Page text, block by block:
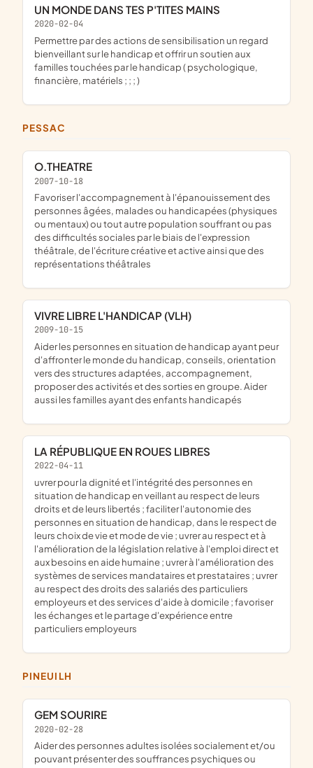
UN MONDE DANS TES P'TITES MAINS
2020-02-04
permettre par des actions de sensibilisation un regard
bienveillant sur le handicap et offrir un soutien aux
familles touchées par le handicap ( psychologique,
financière, matériels ; ; ; )
PESSAC
O.THEATRE
2007-10-18
favoriser l'accompagnement à l'épanouissement des
personnes âgées, malades ou handicapées (physiques
ou mentaux) ou tout autre population souffrant ou pas
des difficultés sociales par le biais de l'expression
théâtrale, de l'écriture créative et active ainsi que des
représentations théâtrales
VIVRE LIBRE L'HANDICAP (VLH)
2009-10-15
aider les personnes en situation de handicap ayant peur
d'affronter le monde du handicap, conseils, orientation
vers des structures adaptées, accompagnement,
proposer des activités et des sorties en groupe. Aider
aussi les familles ayant des enfants handicapés
LA RÉPUBLIQUE EN ROUES LIBRES
2022-04-11
situation de handicap en veillant au respect de leurs
droits et de leurs libertés ; faciliter l'autonomie des
personnes en situation de handicap, dans le respect de
leurs choix de vie et mode de vie ; uvrer au respect et à
l'amélioration de la législation relative à l'emploi direct et
aux besoins en aide humaine ; uvrer à l'amélioration des
systèmes de services mandataires et prestataires ; uvrer
au respect des droits des salariés des particuliers
employeurs et des services d'aide à domicile ; favoriser
les échanges et le partage d'expérience entre
particuliers employeurs
PINEUILH
GEM SOURIRE
2020-02-28
aider des personnes adultes isolées socialement et/ou
pouvant présenter des souffrances psychiques ou